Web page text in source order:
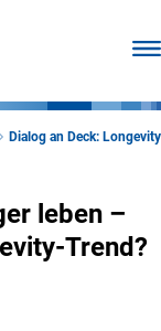
Dialog an Deck: Longevity
leben –
Trend?